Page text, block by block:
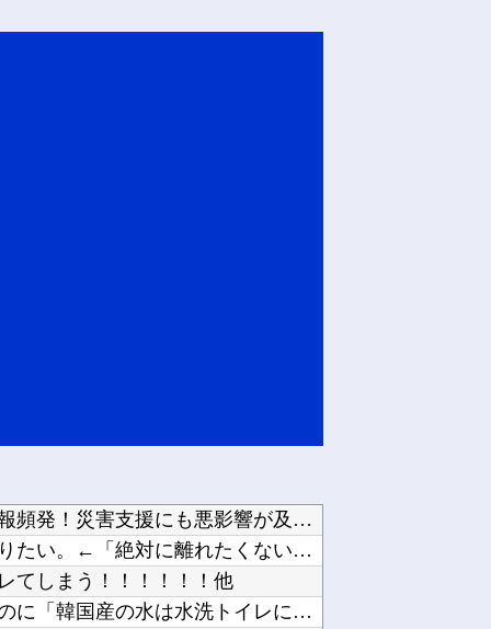
熊本県内で◯◯者が現れまくり、通報頻発！災害支援にも悪影響が及んでしまう…他
【ウマ娘】暑い日は膝枕で日陰に入りたい。←「絶対に離れたくない場所だな」他
てしまう！！！！！！他
【速報】日本の地震被害に支援したのに「韓国産の水は水洗トイレに」他